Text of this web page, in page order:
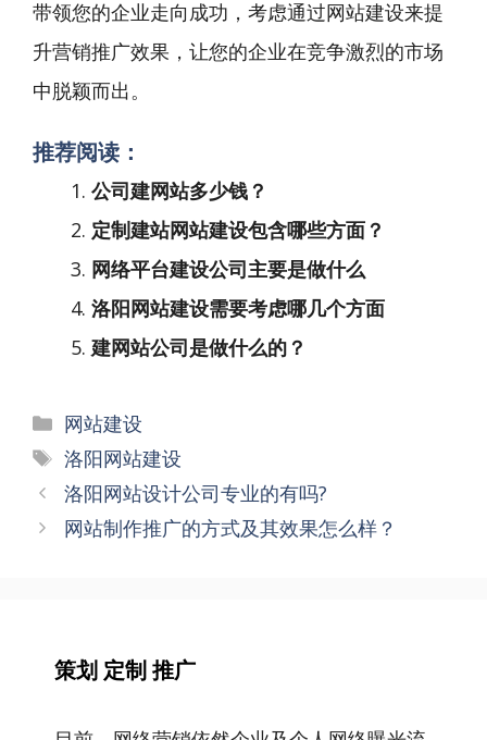
带领您的企业走向成功，考虑通过网站建设来提
升营销推广效果，让您的企业在竞争激烈的市场
中脱颖而出。
推荐阅读：
公司建网站多少钱？
定制建站网站建设包含哪些方面？
网络平台建设公司主要是做什么
洛阳网站建设需要考虑哪几个方面
建网站公司是做什么的？
分
类
网站建设
标
签
洛阳网站建设
文
章
洛阳网站设计公司专业的有吗?
网站制作推广的方式及其效果怎么样？
策划 定制 推广